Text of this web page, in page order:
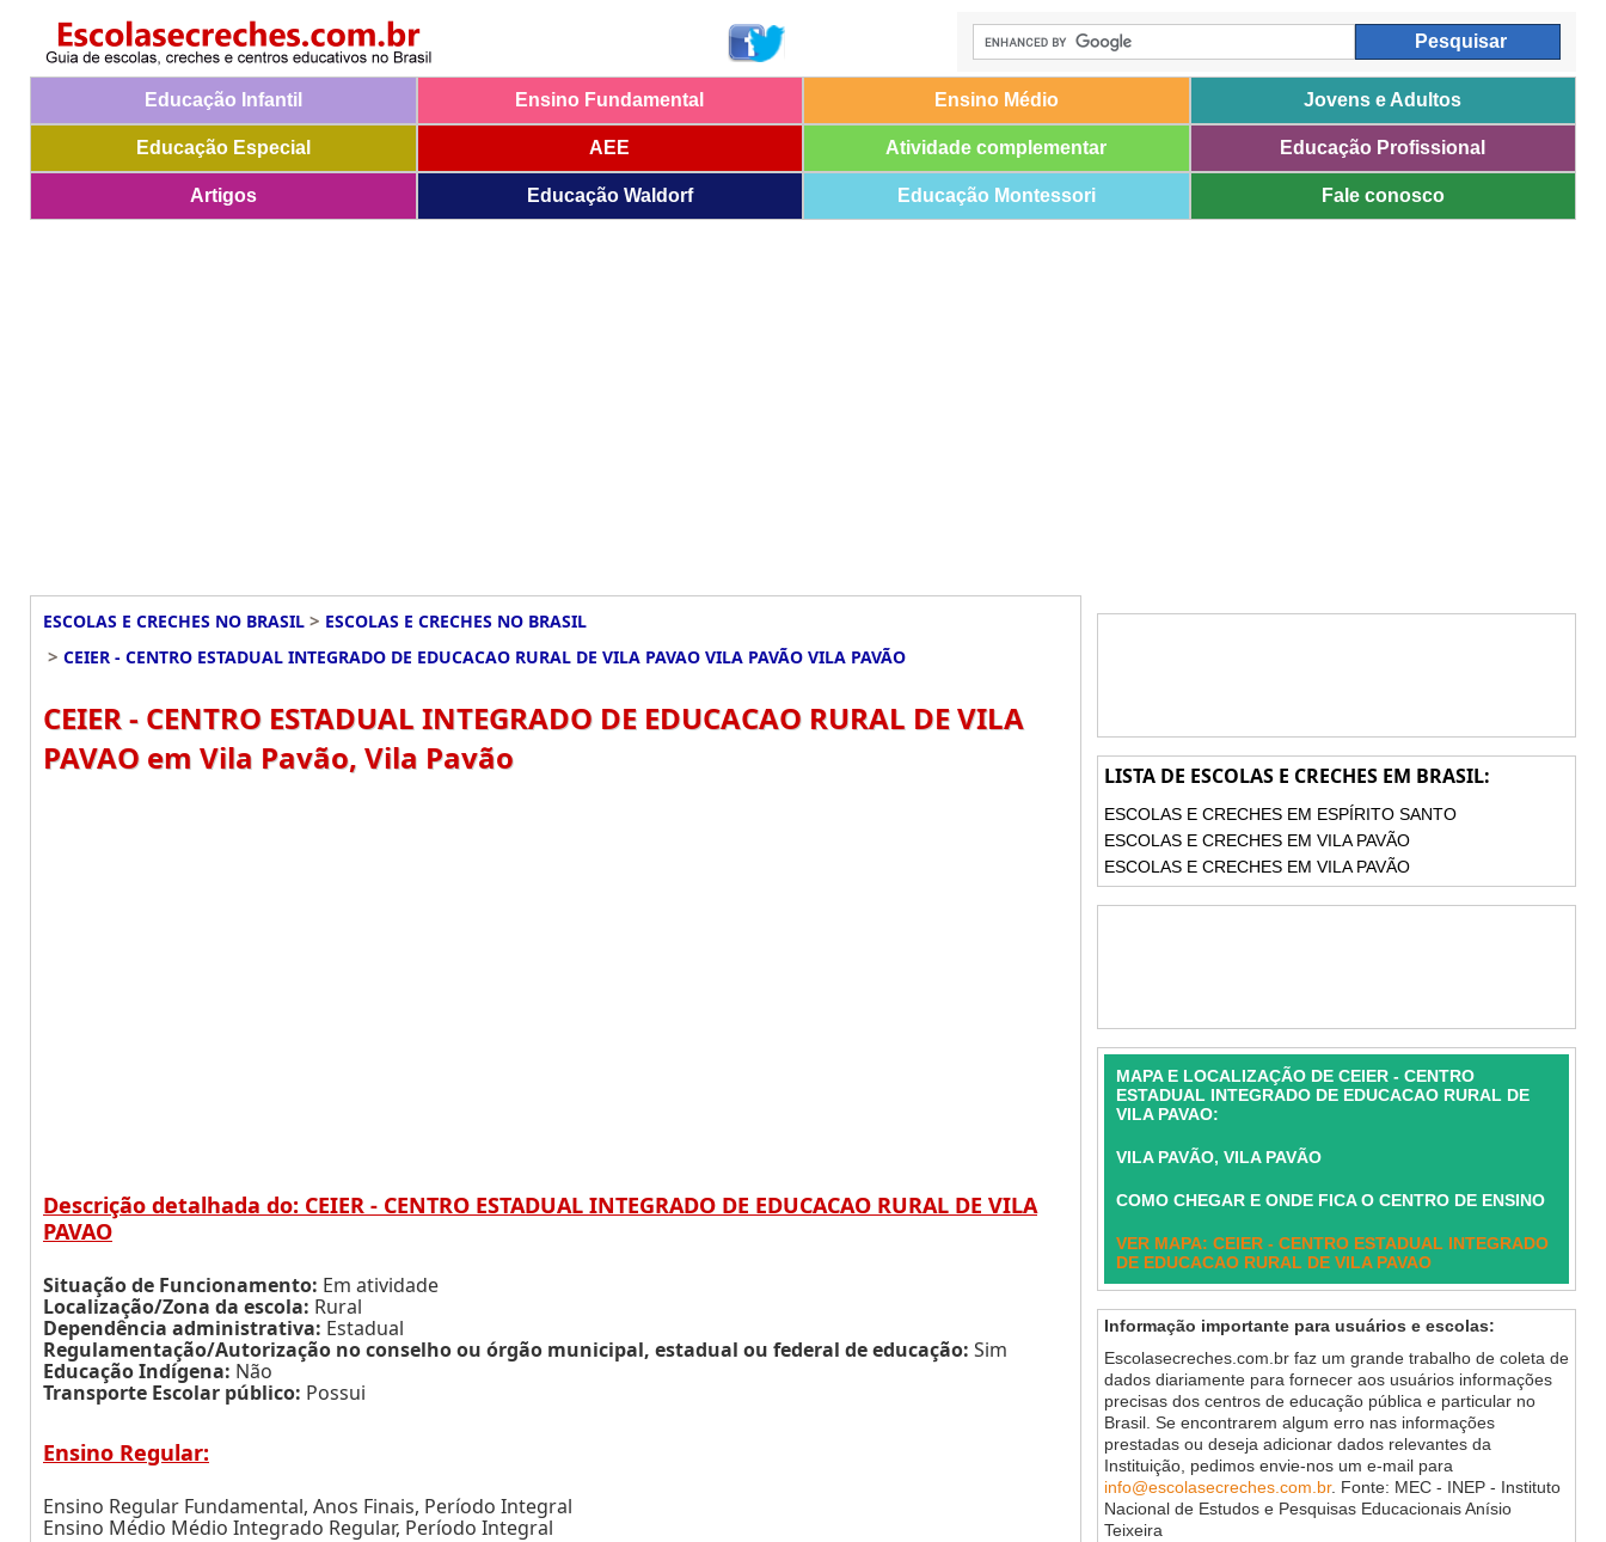
Educação Infantil Ensino Fundamental Ensino Médio Jovens e Adultos
Educação Especial AEE Atividade complementar Educação Profissional
Artigos Educação Waldorf Educação Montessori Fale conosco
ESCOLAS E CRECHES NO BRASIL > ESCOLAS E CRECHES NO BRASIL
> CEIER - CENTRO ESTADUAL INTEGRADO DE EDUCACAO RURAL DE VILA PAVAO VILA PAVÃO VILA PAVÃO
CEIER - CENTRO ESTADUAL INTEGRADO DE EDUCACAO RURAL DE VILA
PAVAO em Vila Pavão, Vila Pavão
Descrição detalhada do: CEIER - CENTRO ESTADUAL INTEGRADO DE EDUCACAO RURAL DE VILA
PAVAO
Situação de Funcionamento: Em atividade
Localização/Zona da escola: Rural
Dependência administrativa: Estadual
Regulamentação/Autorização no conselho ou órgão municipal, estadual ou federal de educação: Sim
Educação Indígena: Não
Transporte Escolar público: Possui
Ensino Regular:
Ensino Regular Fundamental, Anos Finais, Período Integral
Ensino Médio Médio Integrado Regular, Período Integral
LISTA DE ESCOLAS E CRECHES EM BRASIL:
ESCOLAS E CRECHES EM ESPÍRITO SANTO
ESCOLAS E CRECHES EM VILA PAVÃO
ESCOLAS E CRECHES EM VILA PAVÃO
MAPA E LOCALIZAÇÃO DE CEIER - CENTRO
ESTADUAL INTEGRADO DE EDUCACAO RURAL DE
VILA PAVAO:
VILA PAVÃO, VILA PAVÃO
COMO CHEGAR E ONDE FICA O CENTRO DE ENSINO
VER MAPA: CEIER - CENTRO ESTADUAL INTEGRADO
DE EDUCACAO RURAL DE VILA PAVAO
Informação importante para usuários e escolas:
Escolasecreches.com.br faz um grande trabalho de coleta de
dados diariamente para fornecer aos usuários informações
precisas dos centros de educação pública e particular no
Brasil. Se encontrarem algum erro nas informações
prestadas ou deseja adicionar dados relevantes da
Instituição, pedimos envie-nos um e-mail para
info@escolasecreches.com.br. Fonte: MEC - INEP - Instituto
Nacional de Estudos e Pesquisas Educacionais Anísio
Teixeira